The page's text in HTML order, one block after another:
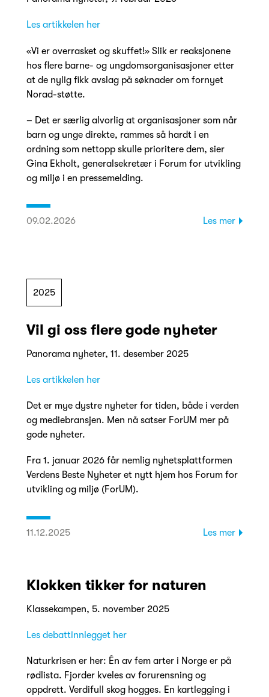
Les artikkelen her
«Vi er overrasket og skuffet!» Slik er reaksjonene
hos flere barne- og ungdomsorganisasjoner etter
at de nylig fikk avslag på søknader om fornyet
Norad-støtte.
– Det er særlig alvorlig at organisasjoner som når
barn og unge direkte, rammes så hardt i en
ordning som nettopp skulle prioritere dem, sier
Gina Ekholt, generalsekretær i Forum for utvikling
og miljø i en pressemelding.
09.02.2026 Les mer
2025
Vil gi oss flere gode nyheter
Panorama nyheter, 11. desember 2025
Les artikkelen her
Det er mye dystre nyheter for tiden, både i verden
og mediebransjen. Men nå satser ForUM mer på
gode nyheter.
Fra 1. januar 2026 får nemlig nyhetsplattformen
Verdens Beste Nyheter et nytt hjem hos Forum for
utvikling og miljø (ForUM).
11.12.2025 Les mer
Klokken tikker for naturen
Klassekampen, 5. november 2025
Les debattinnlegget her
Naturkrisen er her: Én av fem arter i Norge er på
rødlista. Fjorder kveles av forurensning og
oppdrett. Verdifull skog hogges. En kartlegging i